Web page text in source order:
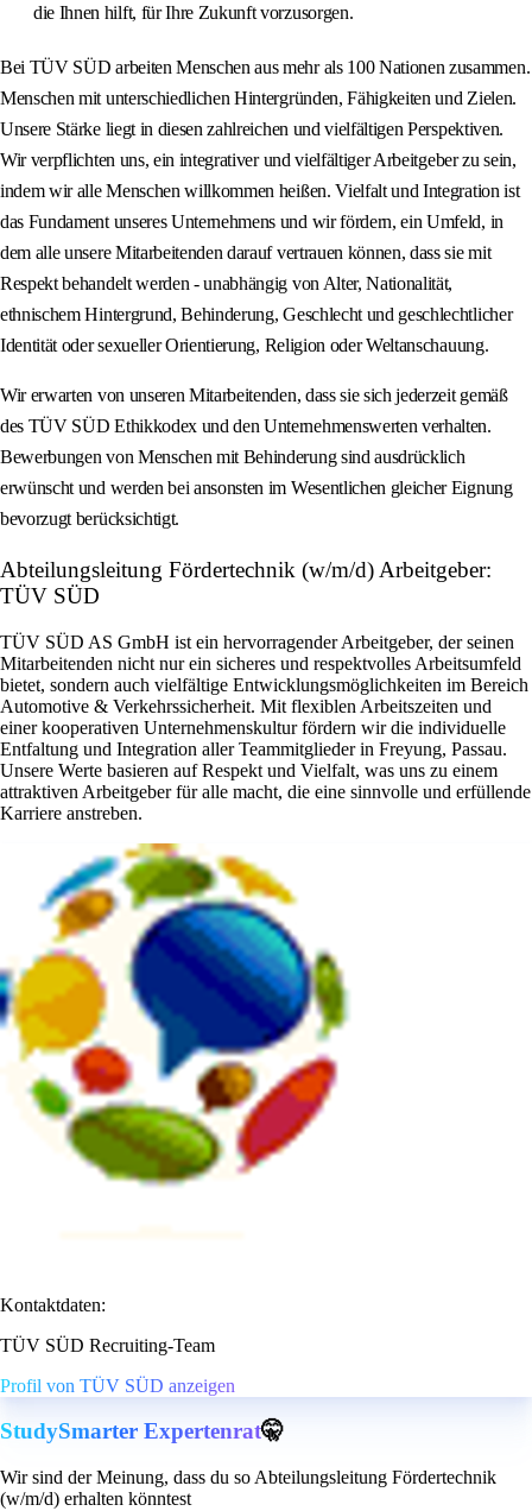
die Ihnen hilft, für Ihre Zukunft vorzusorgen.
Bei TÜV SÜD arbeiten Menschen aus mehr als 100 Nationen zusammen.
Menschen mit unterschiedlichen Hintergründen, Fähigkeiten und Zielen.
Unsere Stärke liegt in diesen zahlreichen und vielfältigen Perspektiven.
Wir verpflichten uns, ein integrativer und vielfältiger Arbeitgeber zu sein,
indem wir alle Menschen willkommen heißen. Vielfalt und Integration ist
das Fundament unseres Unternehmens und wir fördern, ein Umfeld, in
dem alle unsere Mitarbeitenden darauf vertrauen können, dass sie mit
Respekt behandelt werden - unabhängig von Alter, Nationalität,
ethnischem Hintergrund, Behinderung, Geschlecht und geschlechtlicher
Identität oder sexueller Orientierung, Religion oder Weltanschauung.
Wir erwarten von unseren Mitarbeitenden, dass sie sich jederzeit gemäß
des TÜV SÜD Ethikkodex und den Unternehmenswerten verhalten.
Bewerbungen von Menschen mit Behinderung sind ausdrücklich
erwünscht und werden bei ansonsten im Wesentlichen gleicher Eignung
bevorzugt berücksichtigt.
Abteilungsleitung Fördertechnik (w/m/d) Arbeitgeber:
TÜV SÜD
TÜV SÜD AS GmbH ist ein hervorragender Arbeitgeber, der seinen
Mitarbeitenden nicht nur ein sicheres und respektvolles Arbeitsumfeld
bietet, sondern auch vielfältige Entwicklungsmöglichkeiten im Bereich
Automotive & Verkehrssicherheit. Mit flexiblen Arbeitszeiten und
einer kooperativen Unternehmenskultur fördern wir die individuelle
Entfaltung und Integration aller Teammitglieder in Freyung, Passau.
Unsere Werte basieren auf Respekt und Vielfalt, was uns zu einem
attraktiven Arbeitgeber für alle macht, die eine sinnvolle und erfüllende
Karriere anstreben.
Kontaktdaten:
TÜV SÜD Recruiting-Team
Profil von TÜV SÜD anzeigen
StudySmarter Expertenrat🤫
Wir sind der Meinung, dass du so Abteilungsleitung Fördertechnik
(w/m/d) erhalten könntest